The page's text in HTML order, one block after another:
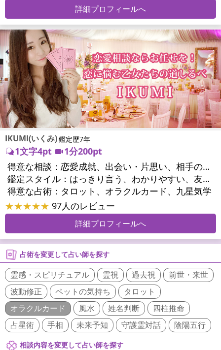
詳細プロフィールへ
IKUMI(いくみ)鑑定歴7年
1文字4pt
1分200pt
得意な相談：
恋愛成就、出会い・片思い、相手の気持ち、相性、縁結び、結婚、男心・女心、二人の今後、複雑な恋愛、三角関係、略奪愛、浮気、不倫、復活愛、復縁、離婚、同性愛・LGBT、人間関係、職場の人間関係、対人関係、仕事運、転職、進路、就職、健康運、金運、縁切り
鑑定スタイル：
はっきり言う、わかりやすい、友達のように相談できる、とても話しやすい、愛にあふれ温かい、勇気をくれる、前向き・元気になれる
得意な占術： タロット、オラクルカード、九星気学
★★★★★ 97人のレビュー
詳細プロフィールへ
占術を変更して占い師を探す
霊感・スピリチュアル 霊視 過去視
前世・来世
波動修正
ペットの気持ち
タロット
オラクルカード
風水 姓名判断
四柱推命
占星術
手相 未来予知 守護霊対話 陰陽五行
相談内容を変更して占い師を探す